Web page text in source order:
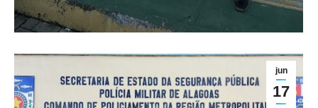
jun
17
Projeto Grand Cidadão